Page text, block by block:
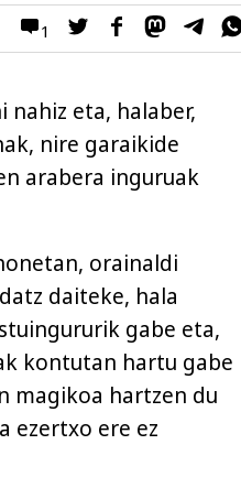
1
eta, halaber,
nire garaikide
arabera inguruak
orainaldi
daiteke, hala
gabe eta,
kontutan hartu gabe
magikoa hartzen du
ezertxo ere ez